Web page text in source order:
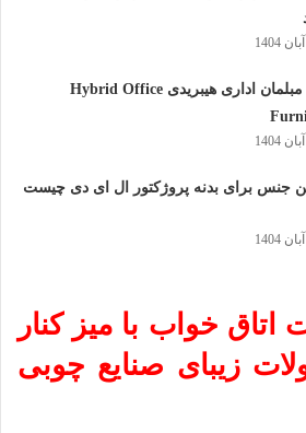
آینده مبلمان اداری هیبریدی Hybrid Office
جنس برای بدنه پروژکتور ال ای دی چیست
اتاق خواب با میز کنار
زیبای صنایع چوبی